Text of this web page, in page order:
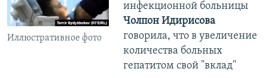
Иллюстративное фото
инфекционной больницы
Чолпон Идирисова
говорила, что в увеличение
количества больных
гепатитом свой "вклад"